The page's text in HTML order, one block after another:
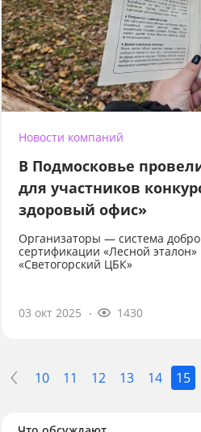
Новости компаний
В Подмосковье
для участников
здоровый офис»
Организаторы — система
сертификации «Лесной
«Светогорский ЦБК»
03 окт 2025 1430
10 11 12 13 14 15